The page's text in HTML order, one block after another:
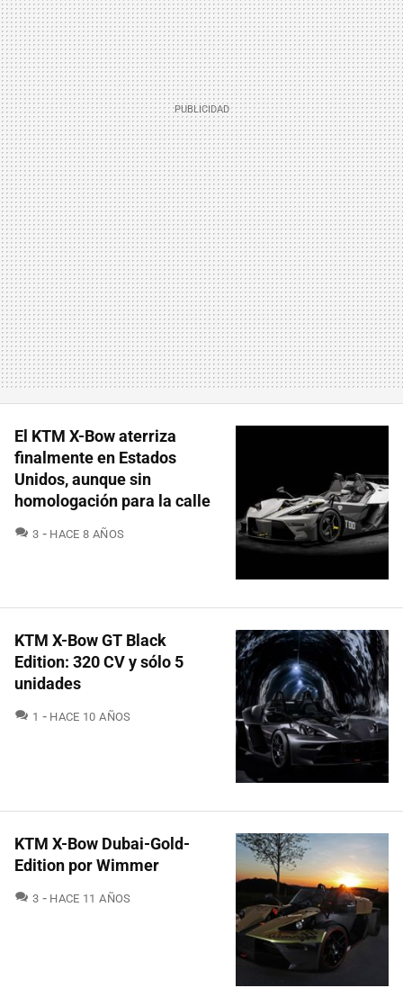
El KTM X-Bow aterriza
finalmente en Estados
Unidos, aunque sin
homologación para la calle
3 COMENTARIOS
HACE 8 AÑOS
KTM X-Bow GT Black
Edition: 320 CV y sólo 5
unidades
1 COMENTARIOS
HACE 10 AÑOS
KTM X-Bow Dubai-Gold-
Edition por Wimmer
3 COMENTARIOS
HACE 11 AÑOS